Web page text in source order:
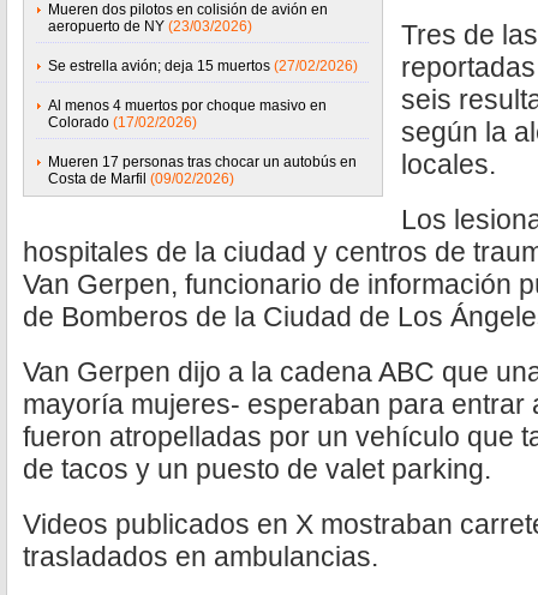
Mueren dos pilotos en colisión de avión en
aeropuerto de NY (23/03/2026)
Se estrella avión; deja 15 muertos (27/02/2026)
Al menos 4 muertos por choque masivo en
Colorado (17/02/2026)
Mueren 17 personas tras chocar un autobús en
Costa de Marfil (09/02/2026)
Tres de
seis
según la
locales.
Los
hospitales de la ciudad y centros de
Van Gerpen, funcionario de información
de Bomberos de la Ciudad de Los
Van Gerpen dijo a la cadena ABC que
mayoría mujeres- esperaban para entrar
fueron atropelladas por un vehículo que
de tacos y un puesto de valet parking.
Videos publicados en X mostraban
trasladados en ambulancias.